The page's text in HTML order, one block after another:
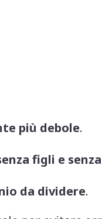
più debole.
figli e
da dividere.